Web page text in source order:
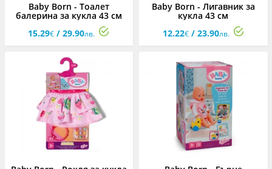
Baby Born - Тоалет
балерина за кукла 43 см
15.29€ / 29.90лв.
Baby Born - Лигавник за
кукла 43 см
12.22€/ 23.90лв.